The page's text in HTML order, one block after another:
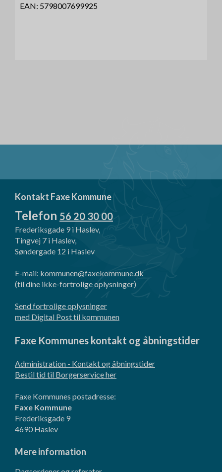
EAN: 5798007699925
Kontakt Faxe Kommune
Telefon 56 20 30 00
Frederiksgade 9 i Haslev,
Tingvej 7 i Haslev,
Søndergade 12 i Haslev
E-mail: kommunen@faxekommune.dk
(til dine ikke-fortrolige oplysninger)
Send fortrolige oplysninger
med Digital Post til kommunen
Faxe Kommunes kontakt og åbningstider
Administration - Kontakt og åbningstider
Bestil tid til Borgerservice her
Faxe Kommunes postadresse:
Faxe Kommune
Frederiksgade 9
4690 Haslev
Mere information